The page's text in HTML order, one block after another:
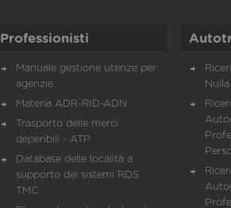
Professionisti
Manuale gestione utenze per
agenzie
Materia ADR-RID-ADN
Trasporto delle merci
deperibili - ATP
Database delle località a
supporto dei sistemi RDS
TMC